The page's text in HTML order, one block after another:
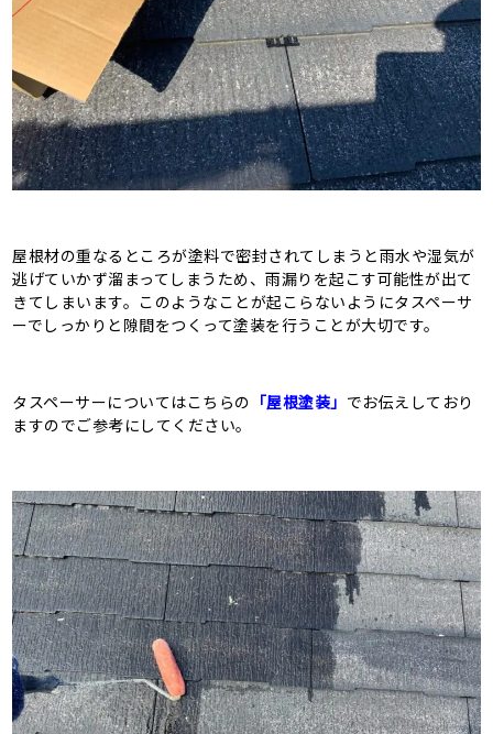
屋根材の重なるところが塗料で密封されてしまうと雨水や湿気が
逃げていかず溜まってしまうため、雨漏りを起こす可能性が出て
きてしまいます。このようなことが起こらないようにタスペーサ
ーでしっかりと隙間をつくって塗装を行うことが大切です。
タスペーサーについてはこちらの 「屋根塗装」 でお伝えしており
ますのでご参考にしてください。